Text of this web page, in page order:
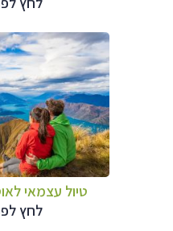
טיול עצמאי
לחץ